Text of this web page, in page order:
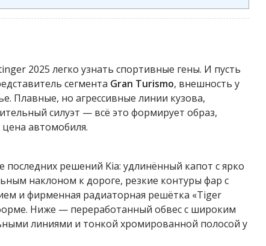
2025 легко узнать спортивные гены. И пусть
сегмента Gran Turismo, внешность у
Плавные, но агрессивные линии кузова,
силуэт — всё это формирует образ,
автомобиля.
последних решений Kia: удлинённый капот с ярко
наклоном к дороге, резкие контуры фар с
и фирменная радиаторная решётка «Tiger
Ниже — переработанный обвес с широким
линиями и тонкой хромированной полосой у